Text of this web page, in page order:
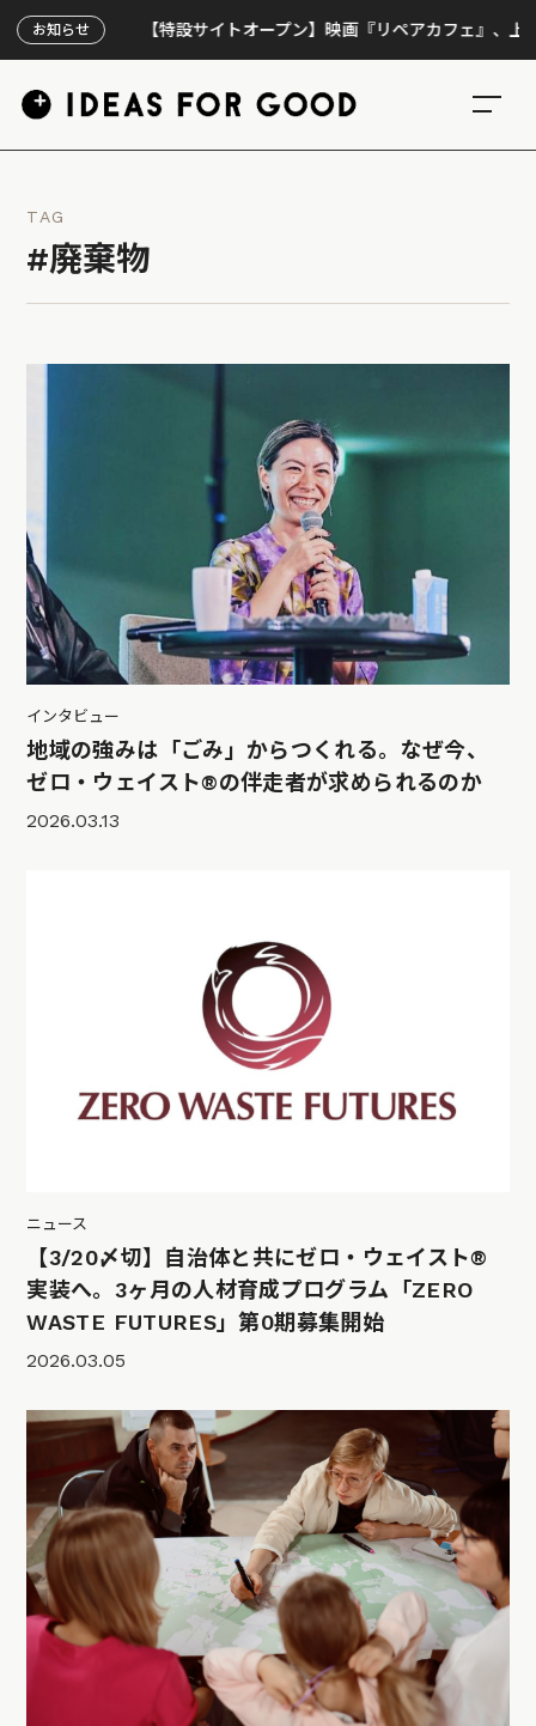
お知らせ【特設サイトオープン】映画『リペアカフェ』、上映300
TAG
#廃棄物
インタビュー
地域の強みは「ごみ」からつくれる。なぜ今、
ゼロ・ウェイスト®︎の伴走者が求められるのか
2026.03.13
ニュース
【3/20〆切】自治体と共にゼロ・ウェイスト®
実装へ。3ヶ月の人材育成プログラム「ZERO
WASTE FUTURES」第0期募集開始
2026.03.05